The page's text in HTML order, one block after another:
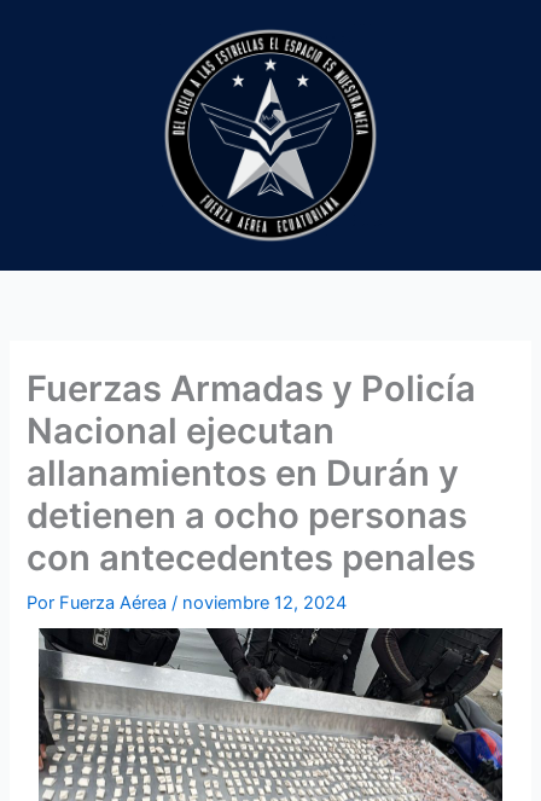
Fuerzas Armadas y Policía
Nacional ejecutan
allanamientos en Durán y
detienen a ocho personas
con antecedentes penales
Por Fuerza Aérea/ noviembre 12, 2024